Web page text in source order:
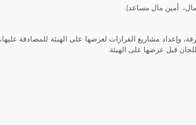
وإعداد مشاريع القرارات لعرضها على الهيئة للمصادقة عليها،
قبل عرضها على الهيئة.